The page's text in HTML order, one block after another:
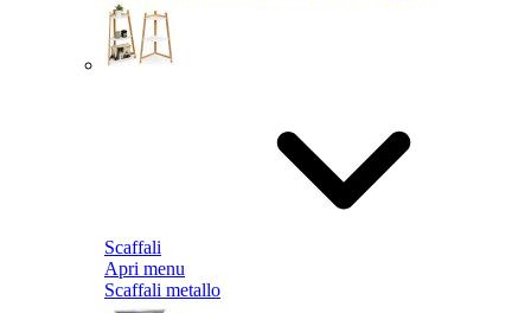
Scaffali
Apri menu
Scaffali metallo